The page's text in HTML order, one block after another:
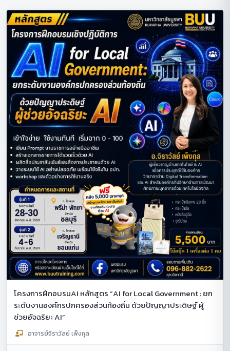
โครงการฝึกอบรมAI หลักสูตร “AI for Local Government : ยก
ระดับงานองค์กรปกครองส่วนท้องถิ่น ด้วยปัญญาประดิษฐ์ ผู้
ช่วยอัจฉริยะ AI”
อาจารย์จิราวัลย์ เพ็งกุล